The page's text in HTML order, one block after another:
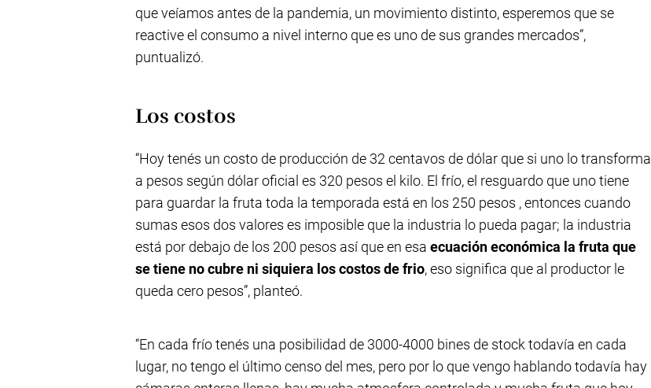
que veíamos antes de la pandemia, un movimiento distinto, esperemos que se
reactive el consumo a nivel interno que es uno de sus grandes mercados”,
puntualizó.
Los costos
“Hoy tenés un costo de producción de 32 centavos de dólar que si uno lo transforma
a pesos según dólar oficial es 320 pesos el kilo. El frío, el resguardo que uno tiene
para guardar la fruta toda la temporada está en los 250 pesos , entonces cuando
sumas esos dos valores es imposible que la industria lo pueda pagar; la industria
está por debajo de los 200 pesos así que en esa ecuación económica la fruta que
se tiene no cubre ni siquiera los costos de frio, eso significa que al productor le
queda cero pesos”, planteó.
“En cada frío tenés una posibilidad de 3000-4000 bines de stock todavía en cada
lugar, no tengo el último censo del mes, pero por lo que vengo hablando todavía hay